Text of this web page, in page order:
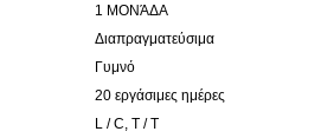
1 ΜΟΝΆΔΑ
Διαπραγματεύσιμα
Γυμνό
20 εργάσιμες ημέρες
L / C, T / T